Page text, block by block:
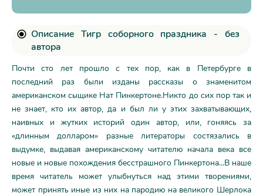
Описание Тигр соборного праздника - без
автора
Почти сто лет прошло с тех пор, как в Петербурге в
последний раз были изданы рассказы о знаменитом
американском сыщике Нат Пинкертоне.Никто до сих пор так и
не знает, кто их автор, да и был ли у этих захватывающих,
наивных и жутких историй один автор, или, гоняясь за
«длинным долларом» разные литераторы состязались в
выдумке, выдавая американскому читателю начала века все
новые и новые похождения бесстрашного Пинкертона...В наше
время читатель может улыбнуться над этими творениями,
может принять иные из них на пародию на великого Шерлока